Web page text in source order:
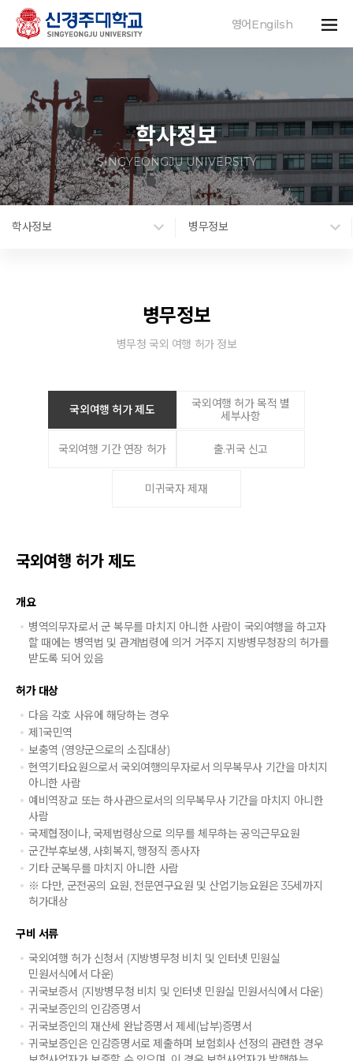
영어Engilsh
학사정보
SINGYEONGJU UNIVERSITY
학사정보 병무정보
병무정보
병무청 국외 여행 허가 정보
국외여행 허가 제도
국외여행 허가 목적 별
세부사항
국외여행 기간 연장 허가 출.귀국 신고
미귀국자 제재
국외여행 허가 제도
개요
병역의무자로서 군 복무를 마치지 아니한 사람이 국외여행을 하고자
할 때에는 병역법 및 관계법령에 의거 거주지 지방병무청장의 허가를
받도록 되어 있음
허가 대상
다음 각호 사유에 해당하는 경우
제1국민역
보충역 (영양군으로의 소집대상)
현역기타요원으로서 국외여행의무자로서 의무복무사 기간을 마치지
아니한 사람
예비역장교 또는 하사관으로서의 의무복무사 기간을 마치지 아니한
사람
국제협정이나, 국제법령상으로 의무를 체무하는 공익근무요원
군간부후보생, 사회복지, 행정직 종사자
기타 군복무를 마치지 아니한 사람
※ 다만, 군전공의 요원, 전문연구요원 및 산업기능요원은 35세까지
허가대상
구비 서류
국외여행 허가 신청서 (지방병무청 비치 및 인터넷 민원실
민원서식에서 다운)
귀국보증서 (지방병무청 비치 및 인터넷 민원실 민원서식에서 다운)
귀국보증인의 인감증명서
귀국보증인의 재산세 완납증명서 제세(납부)증명서
귀국보증인은 인감증명서로 제출하며 보험회사 선정의 관련한 경우